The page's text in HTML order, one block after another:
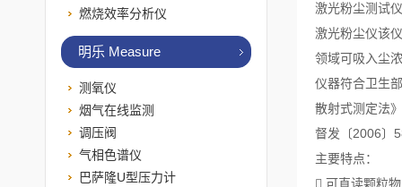
激光粉尘测试仪
激光粉尘仪该
领域可吸入尘
仪器符合卫生
散射式测定法
督发〔2006〕
主要特点：
 可直读颗粒
燃烧效率分析仪
明乐 Measure
测氧仪
烟气在线监测
调压阀
气相色谱仪
巴萨隆U型压力计